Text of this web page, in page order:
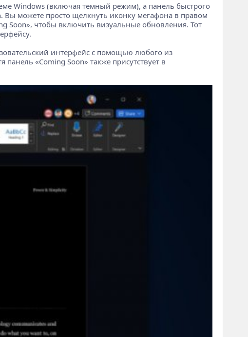
Windows (включая темный режим), а панель быстрого
Вы можете просто щелкнуть иконку мегафона в правом
Soon», чтобы включить визуальные обновления. Тот
интерфейс с помощью любого из
«Coming Soon» также присутствует в